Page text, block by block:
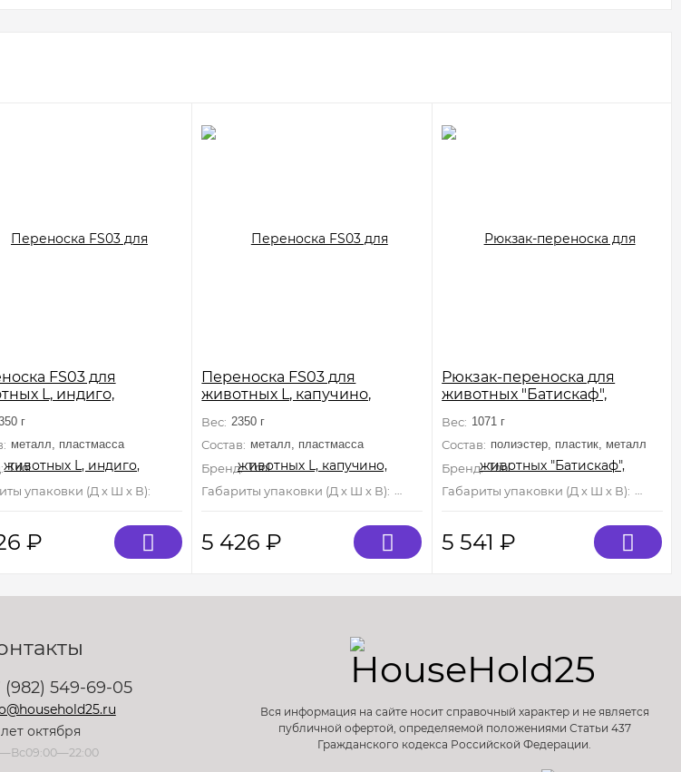
FS03 для
L, индиго,
г
металл, пластмасса
Triol
упаковки (Д х Ш х В): 1 мм×0 мм×0 мм
₽
Переноска FS03 для
животных L, капучино,
Вес: 2350 г
Состав: металл, пластмасса
Бренд: Triol
Габариты упаковки (Д х Ш х В): 1 мм×0 мм×0 мм
5 426₽
Рюкзак-переноска для
животных "Батискаф",
TRAVEL
Вес: 1071 г
Состав: полиэстер, пластик, металл
Бренд: Triol
Габариты упаковки (Д х Ш х В): 450
5 541₽
(982) 549-69-05
октября
Вся информация на сайте носит справочный характер и не является
публичной офертой, определяемой положениями Статьи 437
Гражданского кодекса Российской Федерации.